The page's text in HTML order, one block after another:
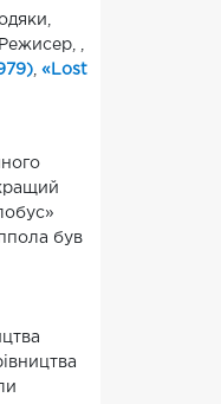
,
«Lost
був